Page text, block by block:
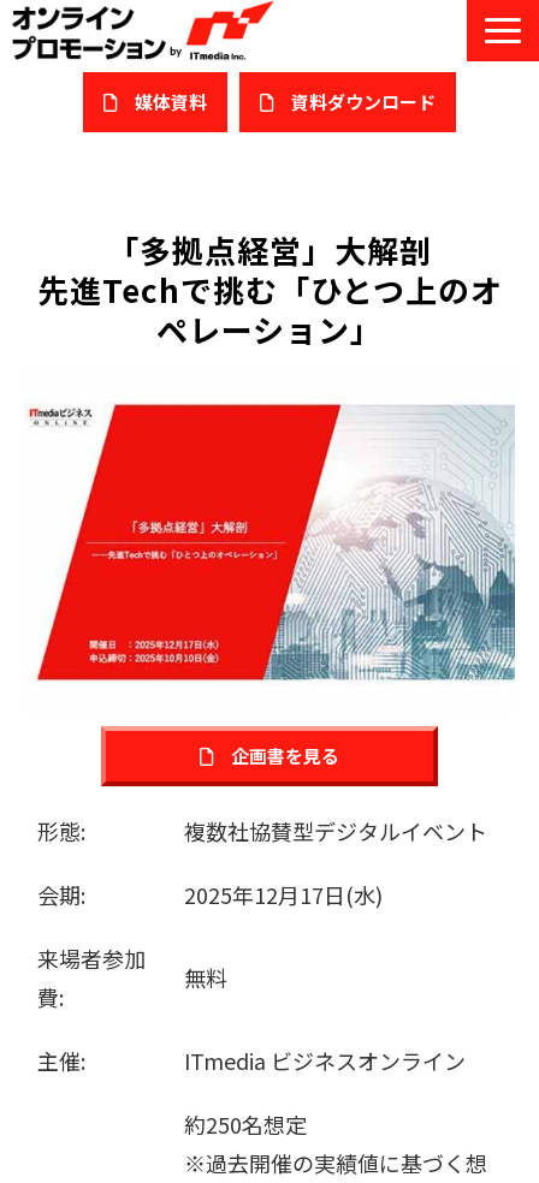
媒体資料 ​資料ダウンロード
私たちについて
サービスガイド/お役立ち資料
課題/ターゲット別で探す
オンライン展示会/協賛ウェビナー
セミナー情報/ブログ
販売パートナー募集
「多拠点経営」大解剖
――先進Techで挑む「ひとつ上のオ
ペレーション」
企画書を見る
形態: 複数社協賛型デジタルイベント
会期: 2025年12月17日(水)
来場者参加
費:
無料
主催: ITmedia ビジネスオンライン
約250名想定
※過去開催の実績値に基づく想